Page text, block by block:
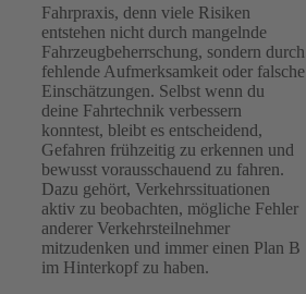
Fahrpraxis, denn viele Risiken
entstehen nicht durch mangelnde
Fahrzeugbeherrschung, sondern durch
fehlende Aufmerksamkeit oder falsche
Einschätzungen. Selbst wenn du
deine Fahrtechnik verbessern
konntest, bleibt es entscheidend,
Gefahren frühzeitig zu erkennen und
bewusst vorausschauend zu fahren.
Dazu gehört, Verkehrssituationen
aktiv zu beobachten, mögliche Fehler
anderer Verkehrsteilnehmer
mitzudenken und immer einen Plan B
im Hinterkopf zu haben.